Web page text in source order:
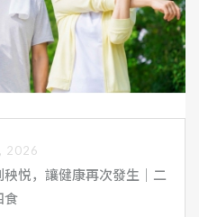
悦，讓健康再次發生｜二
食
2026